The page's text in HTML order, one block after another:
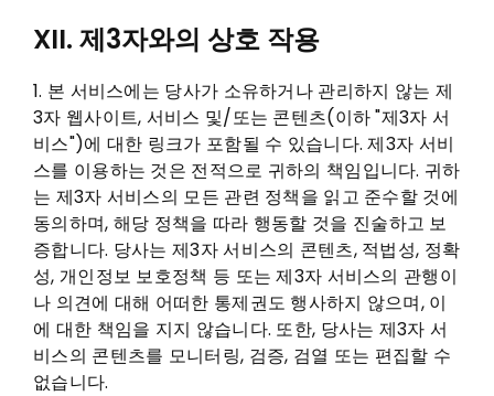
XII. 제3자와의 상호 작용
1. 본 서비스에는 당사가 소유하거나 관리하지 않는 제
3자 웹사이트, 서비스 및/또는 콘텐츠(이하 "제3자 서
비스")에 대한 링크가 포함될 수 있습니다. 제3자 서비
스를 이용하는 것은 전적으로 귀하의 책임입니다. 귀하
는 제3자 서비스의 모든 관련 정책을 읽고 준수할 것에
동의하며, 해당 정책을 따라 행동할 것을 진술하고 보
증합니다. 당사는 제3자 서비스의 콘텐츠, 적법성, 정확
성, 개인정보 보호정책 등 또는 제3자 서비스의 관행이
나 의견에 대해 어떠한 통제권도 행사하지 않으며, 이
에 대한 책임을 지지 않습니다. 또한, 당사는 제3자 서
비스의 콘텐츠를 모니터링, 검증, 검열 또는 편집할 수
없습니다.